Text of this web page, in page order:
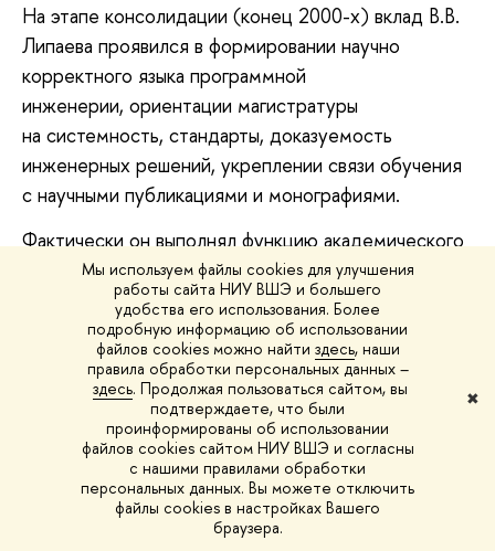
Мы используем файлы cookies для улучшения
работы сайта НИУ ВШЭ и большего
удобства его использования. Более
подробную информацию об использовании
файлов cookies можно найти здесь, наши
правила обработки персональных данных –
здесь. Продолжая пользоваться сайтом, вы
подтверждаете, что были
проинформированы об использовании
файлов cookies сайтом НИУ ВШЭ и согласны
с нашими правилами обработки
персональных данных. Вы можете отключить
файлы cookies в настройках Вашего
браузера.
✖
На этапе консолидации (конец 2000-х) вклад В.В.
Липаева проявился в формировании научно
корректного языка программной
инженерии, ориентации магистратуры
на системность, стандарты, доказуемость
инженерных решений, укреплении связи обучения
с научными публикациями и монографиями.
Фактически он выполнял функцию академического
эталона, с которым соотносились курсы и
требования.
Ключевые области экспертизы
• программная инженерия как инженерная
дисциплина;
• качество и надежность программного
обеспечения;
• жизненный цикл сложных программных систем;